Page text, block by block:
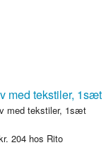
med tekstiler, 1sæt
204hos Rito